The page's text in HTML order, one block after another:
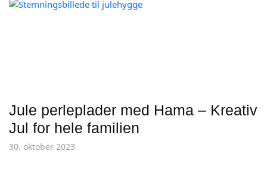
Jule perleplader med Hama – Kreativ
Jul for hele familien
30. oktober 2023